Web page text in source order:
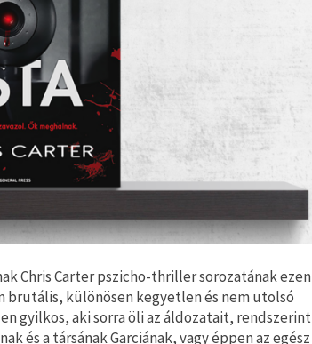
Chris Carter pszicho-thriller sorozatának ezen
brutális, különösen kegyetlen és nem utolsó
gyilkos, aki sorra öli az áldozatait, rendszerint
és a társának Garciának, vagy éppen az egész